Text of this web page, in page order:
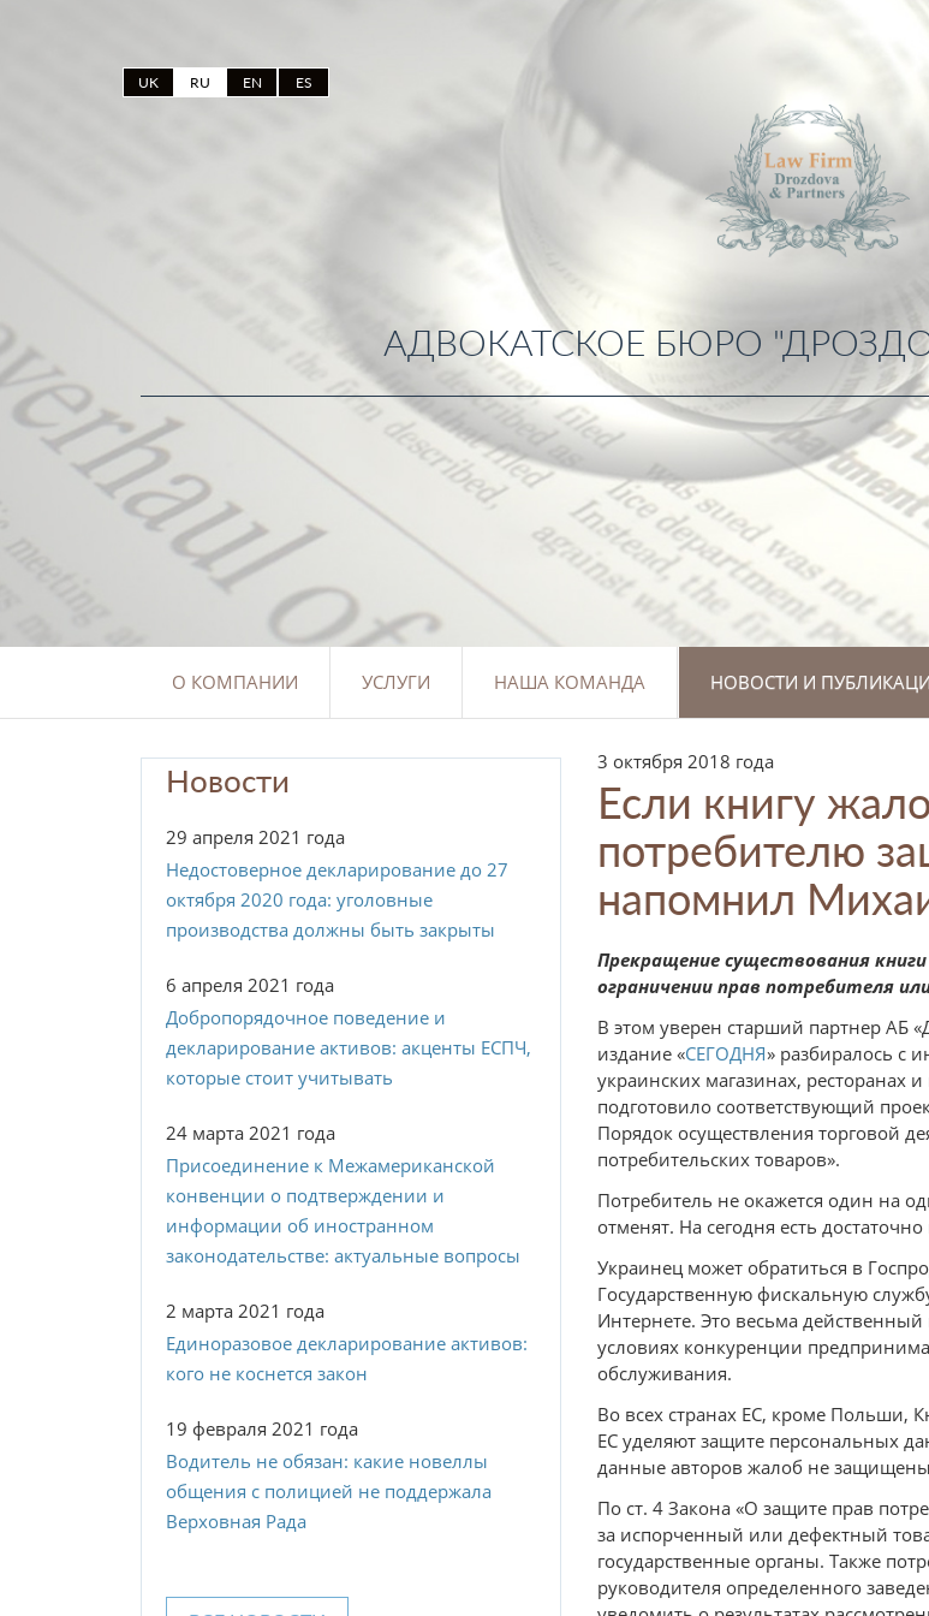
UK RU EN ES
АДВОКАТСКОЕ БЮРО
О КОМПАНИИ УСЛУГИ НАША КОМАНДА НОВОСТИ И
Новости
29 апреля 2021 года
Недостоверное декларирование до 27
октября 2020 года: уголовные
производства должны быть закрыты
6 апреля 2021 года
Добропорядочное поведение и
декларирование активов: акценты ЕСПЧ,
которые стоит учитывать
24 марта 2021 года
Присоединение к Межамериканской
конвенции о подтверждении и
информации об иностранном
законодательстве: актуальные вопросы
2 марта 2021 года
Единоразовое декларирование активов:
кого не коснется закон
19 февраля 2021 года
Водитель не обязан: какие новеллы
общения с полицией не поддержала
Верховная Рада
3 октября 2018 года
Если книгу
потребителю
напомнил
Прекращение существования
ограничении прав потребителя
В этом уверен старший партнер АБ
издание «СЕГОДНЯ» разбиралось с
украинских магазинах, ресторанах
подготовило соответствующий
Порядок осуществления торговой
потребительских товаров».
Потребитель не окажется один на
отменят. На сегодня есть
Украинец может обратиться в
Государственную фискальную
Интернете. Это весьма
условиях конкуренции
обслуживания.
Во всех странах ЕС, кроме Польши,
ЕС уделяют защите персональных
данные авторов жалоб не
По ст. 4 Закона «О защите прав
за испорченный или дефектный
государственные органы. Также
руководителя определенного